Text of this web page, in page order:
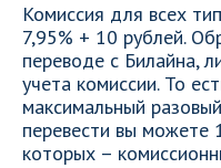
Комиссия для всех
7,95% + 10 рублей.
переводе с Билайна,
учета комиссии. То
максимальный
перевести вы можете
которых –